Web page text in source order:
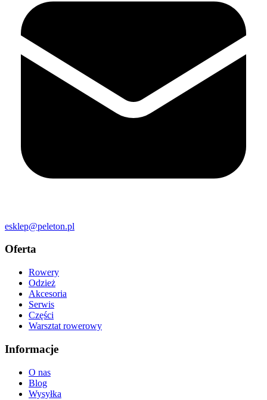
esklep@peleton.pl
Oferta
Rowery
Odzież
Akcesoria
Serwis
Części
Warsztat rowerowy
Informacje
O nas
Blog
Wysyłka